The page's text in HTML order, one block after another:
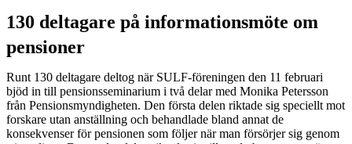
130 deltagare på informationsmöte om
pensioner
Runt 130 deltagare deltog när SULF-föreningen den 11 februari
bjöd in till pensionsseminarium i två delar med Monika Petersson
från Pensionsmyndigheten. Den första delen riktade sig speciellt mot
forskare utan anställning och behandlade bland annat de
konsekvenser för pensionen som följer när man försörjer sig genom